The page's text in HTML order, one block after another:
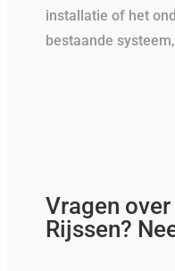
installatie of het
bestaande
Vragen
Rijssen?